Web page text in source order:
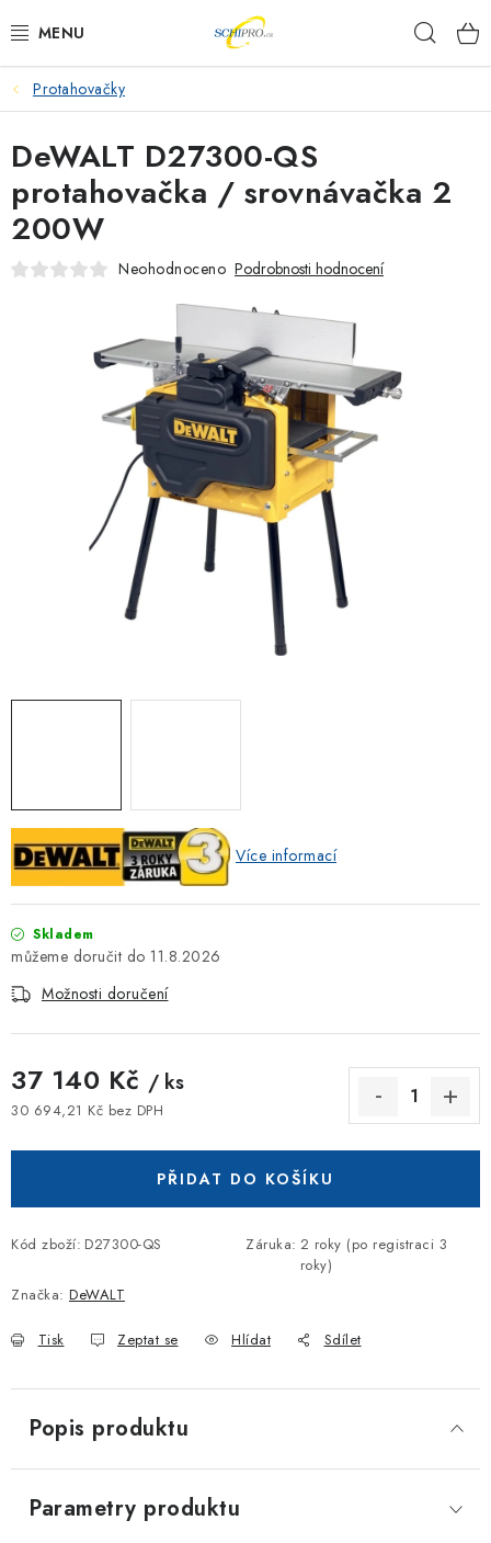
na
AKU NÁŘADÍ
ELEKTRICKÉ NÁŘADÍ
PŘÍSLUŠENSTVÍ
MĚŘÍCÍ TECHNIKA
ZAHRADNÍ TECHNIKA
PRACOVNÍ STOLY
ZNAČKOVACÍ SPREJE
Jak nakupovat
Obchodní podmínky
Podmínky ochrany osobních údajů
Reklamace
Moje objednávka / odstoupení od smlouvy
Protahovačky
Více informací
Skladem
11.8.2026
Možnosti doručení
37 140 Kč / ks
30 694,21 Kč bez DPH
PŘIDAT DO KOŠÍKU
Kód zboží: D27300-QS Záruka: 2 roky (po registraci 3
roky)
Značka: DeWALT
Tisk Zeptat se Hlídat Sdílet
DeWALT D27300-QS
protahovačka / srovnávačka 2
200W
Neohodnoceno Podrobnosti hodnocení
Popis produktu
Parametry produktu